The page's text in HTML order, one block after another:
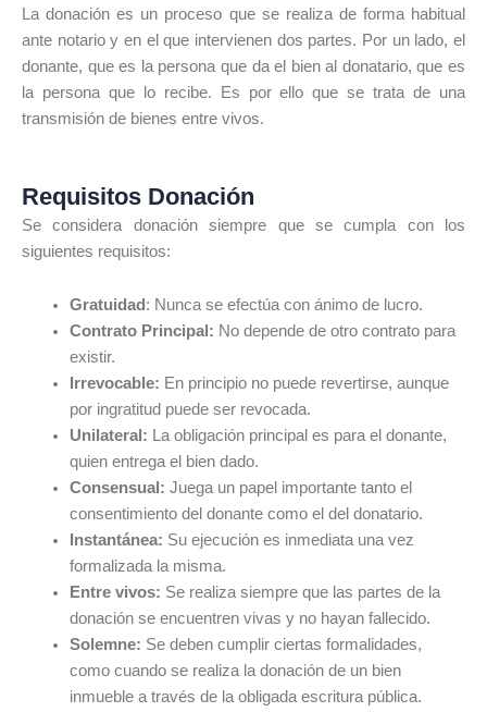
La donación es un proceso que se realiza de forma habitual
ante notario y en el que intervienen dos partes. Por un lado, el
donante, que es la persona que da el bien al donatario, que es
la persona que lo recibe. Es por ello que se trata de una
transmisión de bienes entre vivos.
Requisitos Donación
Se considera donación siempre que se cumpla con los
siguientes requisitos:
Gratuidad : Nunca se efectúa con ánimo de lucro.
Contrato Principal: No depende de otro contrato para
existir.
Irrevocable: En principio no puede revertirse, aunque
por ingratitud puede ser revocada.
Unilateral: La obligación principal es para el donante,
quien entrega el bien dado.
Consensual: Juega un papel importante tanto el
consentimiento del donante como el del donatario.
Instantánea: Su ejecución es inmediata una vez
formalizada la misma.
Entre vivos: Se realiza siempre que las partes de la
donación se encuentren vivas y no hayan fallecido.
Solemne: Se deben cumplir ciertas formalidades,
como cuando se realiza la donación de un bien
inmueble a través de la obligada escritura pública.